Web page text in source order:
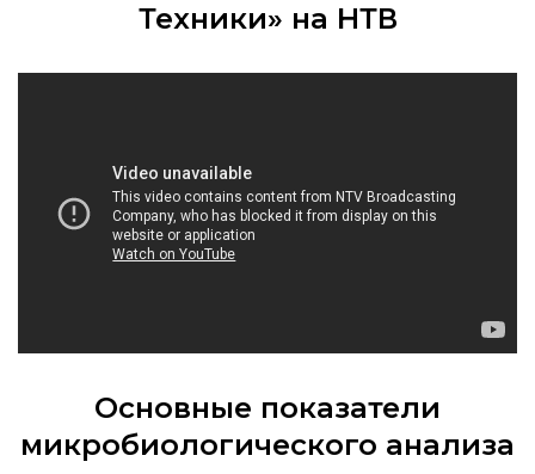
Техники» на НТВ
Основные показатели
микробиологического анализа